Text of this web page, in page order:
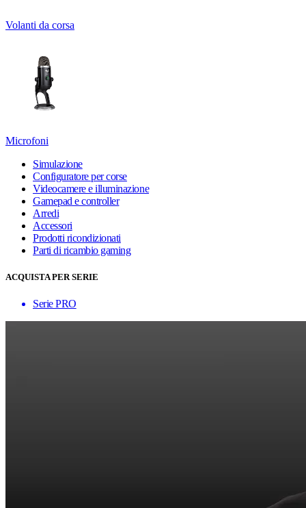
Volanti da corsa
Microfoni
Simulazione
Configuratore per corse
Videocamere e illuminazione
Gamepad e controller
Arredi
Accessori
Prodotti ricondizionati
Parti di ricambio gaming
ACQUISTA PER SERIE
Serie PRO